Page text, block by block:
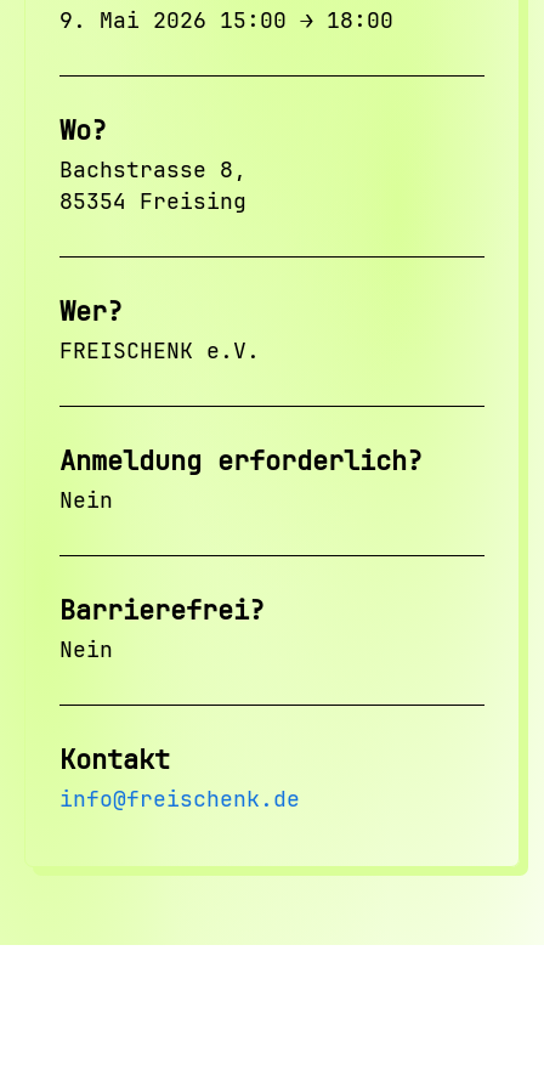
9. Mai 2026 15:00 → 18:00
Wo?
Bachstrasse 8,
85354 Freising
Wer?
FREISCHENK e.V.
Anmeldung erforderlich?
Nein
Barrierefrei?
Nein
Kontakt
info@freischenk.de